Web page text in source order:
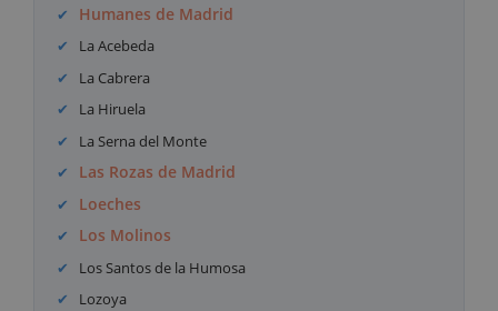
Humanes de Madrid
La Acebeda
La Cabrera
La Hiruela
La Serna del Monte
Las Rozas de Madrid
Loeches
Los Molinos
Los Santos de la Humosa
Lozoya